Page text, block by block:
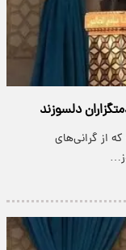
دلسوزند
از گرانی‌های